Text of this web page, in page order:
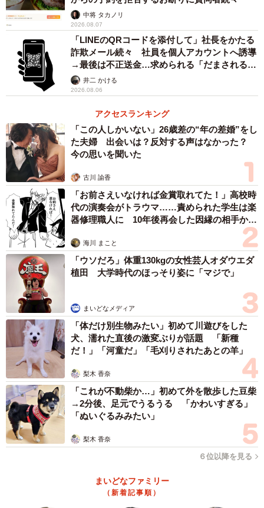
Travyの「探す」画面。地図上でユーザーが投稿した観光情報を見ること
ができる
昨年8月に正式版を公開し、約2カ月で10万ダウンロード
を突破した。将来的には、「すごろくの旅」のようなゲー
ム機能や、観光地でガイド音声を再生する機能も追加した
「1年の3分の2は旅行している」という西園寺さんは、
「いち旅行ファンとして自分が欲しかったアプリを作っ
た。旅行好きが集まり、日本中の面白い場所やおいしい店
など『知られざる情報』を教え合う場にしたい」と話して
いる。
アプリは「アップストア」「グーグルプレイ」から無料
でダウンロードできる。
中将 タカノリ
2026.08.07
「LINEのQRコードを添付して」社長をかたる
詐欺メール続々 社員を個人アカウントへ誘導
→最後は不正送金…求められる「だまされる前
提」の対策
井二 かける
2026.08.06
アクセスランキング
「この人しかいない」26歳差の“年の差婚”をし
た夫婦 出会いは？反対する声はなかった？
今の思いを聞いた
古川 諭香
「お前さえいなければ金賞取れてた！」高校時
代の演奏会がトラウマ……責められた学生は楽
器修理職人に 10年後再会した因縁の相手から
海川 まこと
「ウソだろ」体重130kgの女性芸人オダウエダ
植田 大学時代のほっそり姿に「マジで」
まいどなメディア
「体だけ別生物みたい」初めて川遊びをした
犬、濡れた直後の激変ぶりが話題 「新種
だ！」「河童だ」「毛刈りされたあとの羊」
梨木 香奈
「これが不動柴か…」初めて外を散歩した豆柴
→2分後、足元でうるうる 「かわいすぎる」
「ぬいぐるみみたい」
梨木 香奈
６位以降を見る
まいどなファミリー
（新着記事順）